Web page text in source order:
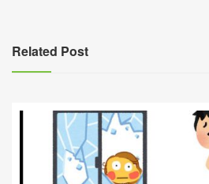
Related Post